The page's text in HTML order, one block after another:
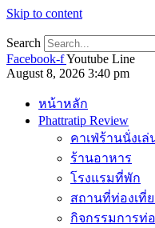
Skip to content
Search
Facebook-fYoutube Line
August 8, 2026 3:40 pm
หน้าหลัก
Phattratip Review
คาเฟ่ร้านนั่งเล่
ร้านอาหาร
โรงแรมที่พัก
สถานที่ท่องเที่
กิจกรรมการท่อ